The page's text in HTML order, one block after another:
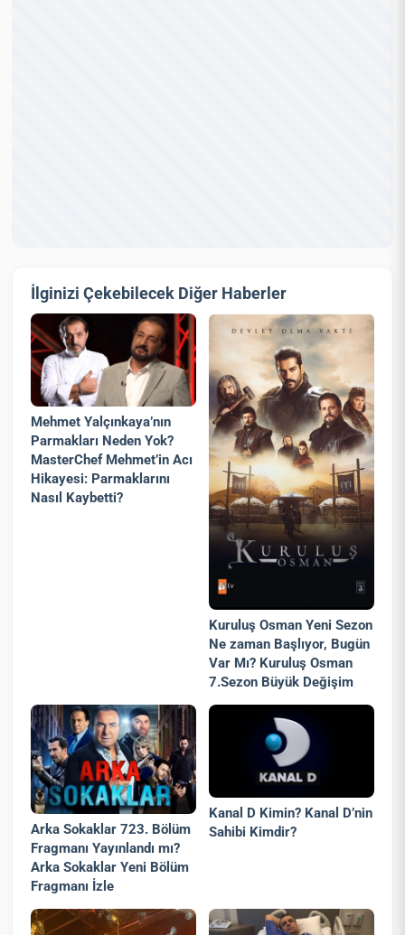
İlginizi Çekebilecek Diğer Haberler
Mehmet Yalçınkaya’nın
Parmakları Neden Yok?
MasterChef Mehmet’in Acı
Hikayesi: Parmaklarını
Nasıl Kaybetti?
Kuruluş Osman Yeni Sezon
Ne zaman Başlıyor, Bugün
Var Mı? Kuruluş Osman
7.Sezon Büyük Değişim
Arka Sokaklar 723. Bölüm
Fragmanı Yayınlandı mı?
Arka Sokaklar Yeni Bölüm
Fragmanı İzle
Kanal D Kimin? Kanal D’nin
Sahibi Kimdir?